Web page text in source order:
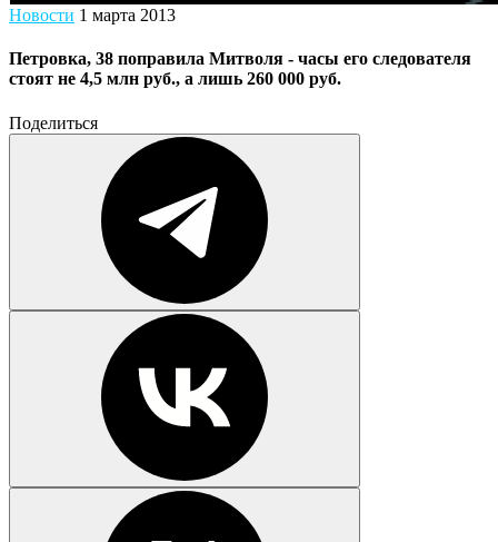
Новости 1 марта 2013
Петровка, 38 поправила Митволя - часы его следователя
стоят не 4,5 млн руб., а лишь 260 000 руб.
Поделиться